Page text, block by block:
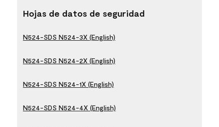
Hojas de datos de seguridad
N524-SDS N524-3X (English)
N524-SDS N524-2X (English)
N524-SDS N524-1X (English)
N524-SDS N524-4X (English)